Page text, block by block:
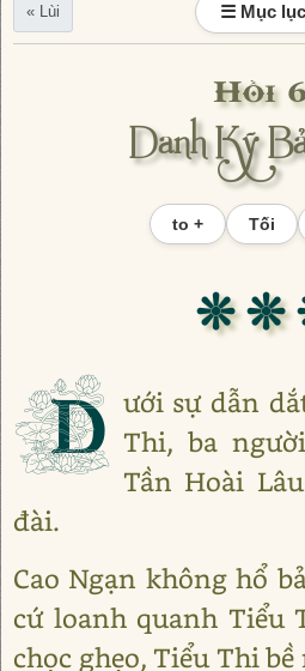
« Lùi ☰ Mục lục
Hồi
Danh Kỹ
to + Tối
❊ ❊
D ưới sự dẫn
Thi, ba
Tần Hoài
đài.
Cao Ngạn không hổ
cứ loanh quanh Tiểu
chọc ghẹo, Tiểu Thi